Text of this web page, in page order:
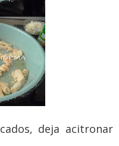
deja acitronar